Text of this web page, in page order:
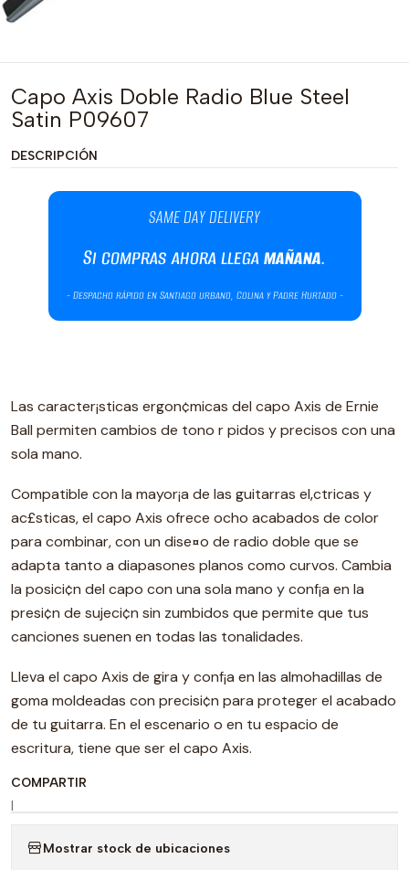
Capo Axis Doble Radio Blue Steel
Satin P09607
DESCRIPCIÓN
Las caracter¡sticas ergon¢micas del capo Axis de Ernie
Ball permiten cambios de tono r pidos y precisos con una
sola mano.
Compatible con la mayor¡a de las guitarras el‚ctricas y
ac£sticas, el capo Axis ofrece ocho acabados de color
para combinar, con un dise¤o de radio doble que se
adapta tanto a diapasones planos como curvos. Cambia
la posici¢n del capo con una sola mano y conf¡a en la
presi¢n de sujeci¢n sin zumbidos que permite que tus
canciones suenen en todas las tonalidades.
Lleva el capo Axis de gira y conf¡a en las almohadillas de
goma moldeadas con precisi¢n para proteger el acabado
de tu guitarra. En el escenario o en tu espacio de
escritura, tiene que ser el capo Axis.
COMPARTIR
|
Mostrar stock de ubicaciones